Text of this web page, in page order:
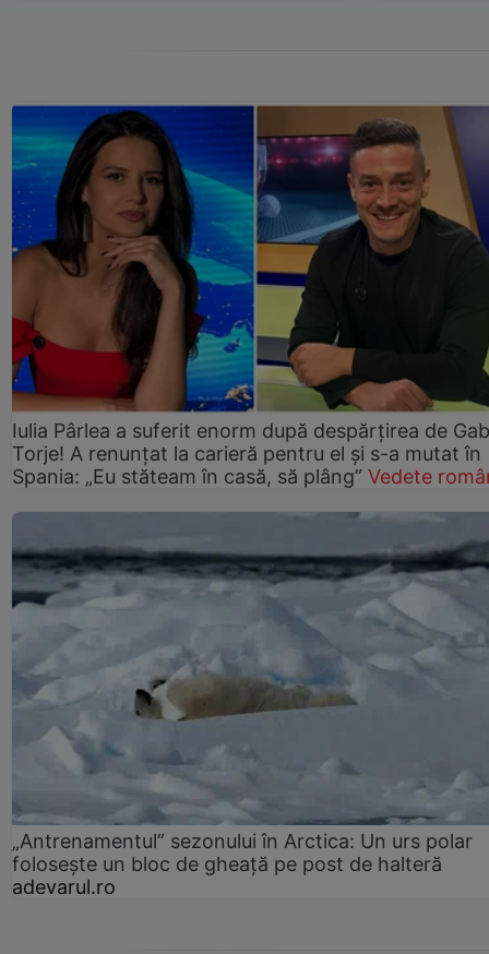
Iulia Pârlea a suferit enorm după despărțirea de
Torje! A renunțat la carieră pentru el și s-a mutat în
Spania: „Eu stăteam în casă, să plâng” Vedete
„Antrenamentul” sezonului în Arctica: Un urs polar
folosește un bloc de gheață pe post de halteră
adevarul.ro